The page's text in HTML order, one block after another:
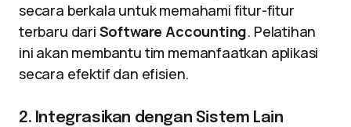
secara berkala untuk memahami fitur-fitur
terbaru dari Software Accounting. Pelatihan
ini akan membantu tim memanfaatkan aplikasi
secara efektif dan efisien.
2. Integrasikan dengan Sistem Lain